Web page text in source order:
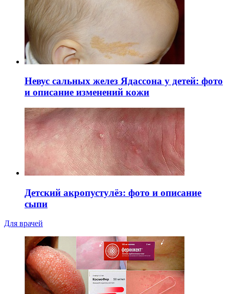
Невус сальных желез Ядассона у детей: фото
и описание изменений кожи
Детский акропустулёз: фото и описание
сыпи
Для врачей